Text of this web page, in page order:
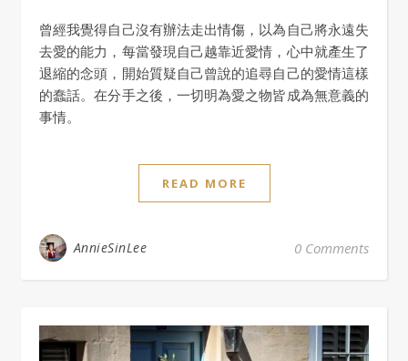
曾經我覺得自己沒有辦法走出情傷，以為自己將永遠失
去愛的能力，每當發現自己越靠近愛情，心中就產生了
退縮的念頭，開始質疑自己曾說的追尋自己的愛情這樣
的蠢話。在分手之後，一切明為愛之物皆成為無意義的
事情。
READ MORE
AnnieSinLee 0 Comments